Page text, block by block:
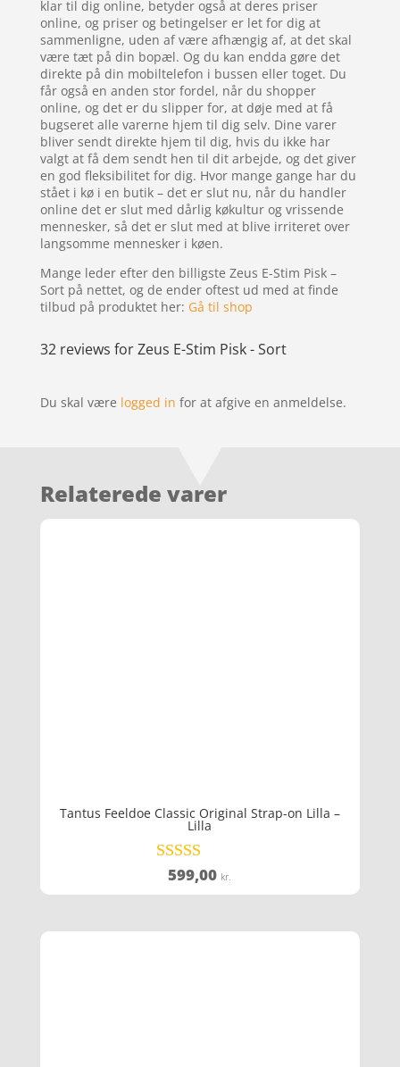
klar til dig online, betyder også at deres priser
online, og priser og betingelser er let for dig at
sammenligne, uden af være afhængig af, at det skal
være tæt på din bopæl. Og du kan endda gøre det
direkte på din mobiltelefon i bussen eller toget. Du
får også en anden stor fordel, når du shopper
online, og det er du slipper for, at døje med at få
bugseret alle varerne hjem til dig selv. Dine varer
bliver sendt direkte hjem til dig, hvis du ikke har
valgt at få dem sendt hen til dit arbejde, og det giver
en god fleksibilitet for dig. Hvor mange gange har du
stået i kø i en butik – det er slut nu, når du handler
online det er slut med dårlig køkultur og vrissende
mennesker, så det er slut med at blive irriteret over
langsomme mennesker i køen.
Mange leder efter den billigste Zeus E-Stim Pisk –
Sort på nettet, og de ender oftest ud med at finde
tilbud på produktet her: Gå til shop
32 reviews forZeus E-Stim Pisk - Sort
Du skal være logged in for at afgive en anmeldelse.
Relaterede varer
Tantus Feeldoe Classic Original Strap-on Lilla –
Lilla
Vurderet
3.7
599,00 kr.